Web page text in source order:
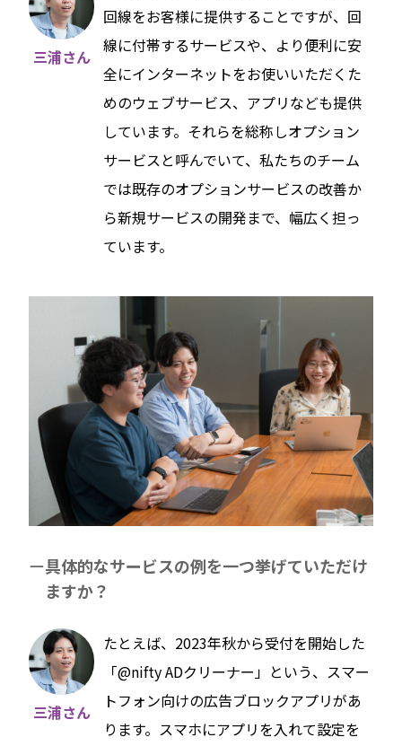
三浦さん
回線をお客様に提供することですが、回
線に付帯するサービスや、より便利に安
全にインターネットをお使いいただくた
めのウェブサービス、アプリなども提供
しています。それらを総称しオプション
サービスと呼んでいて、私たちのチーム
では既存のオプションサービスの改善か
ら新規サービスの開発まで、幅広く担っ
ています。
具体的なサービスの例を一つ挙げていただけ
ますか？
三浦さん
たとえば、2023年秋から受付を開始した
「@nifty ADクリーナー」という、スマー
トフォン向けの広告ブロックアプリがあ
ります。スマホにアプリを入れて設定を